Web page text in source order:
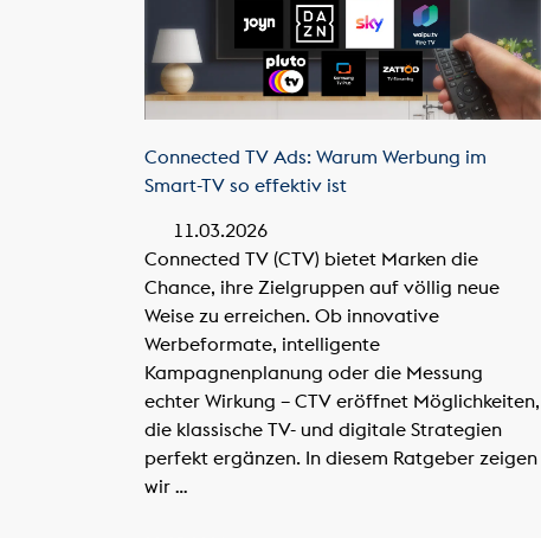
Connected TV Ads: Warum Werbung im
Smart-TV so effektiv ist
11.03.2026
Connected TV (CTV) bietet Marken die
Chance, ihre Zielgruppen auf völlig neue
Weise zu erreichen. Ob innovative
Werbeformate, intelligente
Kampagnenplanung oder die Messung
echter Wirkung – CTV eröffnet Möglichkeiten,
die klassische TV- und digitale Strategien
perfekt ergänzen. In diesem Ratgeber zeigen
wir …